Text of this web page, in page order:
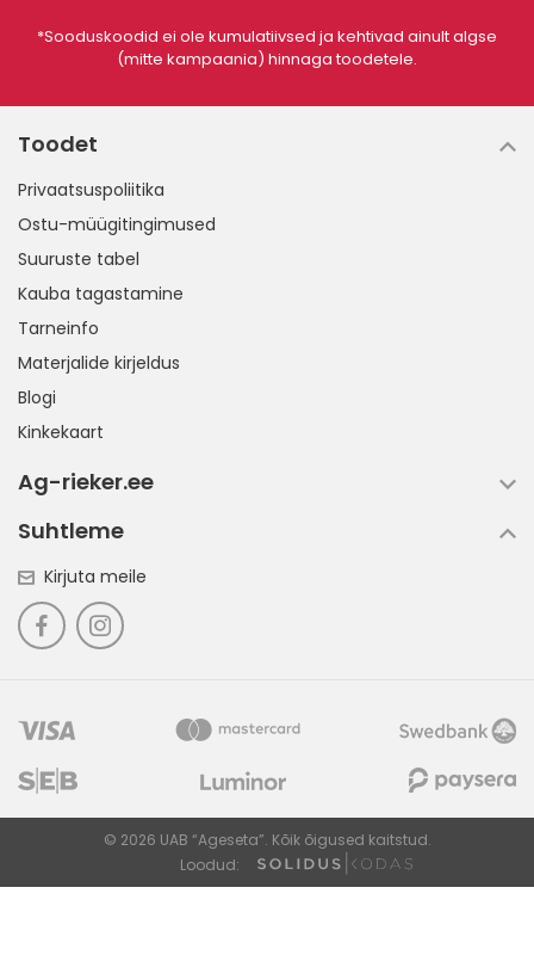
*Sooduskoodid ei ole kumulatiivsed ja kehtivad ainult algse
(mitte kampaania) hinnaga toodetele.
Toodet
Privaatsuspoliitika
Ostu-müügitingimused
Suuruste tabel
Kauba tagastamine
Tarneinfo
Materjalide kirjeldus
Blogi
Kinkekaart
Ag-rieker.ee
Suhtleme
Kirjuta meile
© 2026 UAB “Ageseta”. Kõik õigused kaitstud.
Loodud: